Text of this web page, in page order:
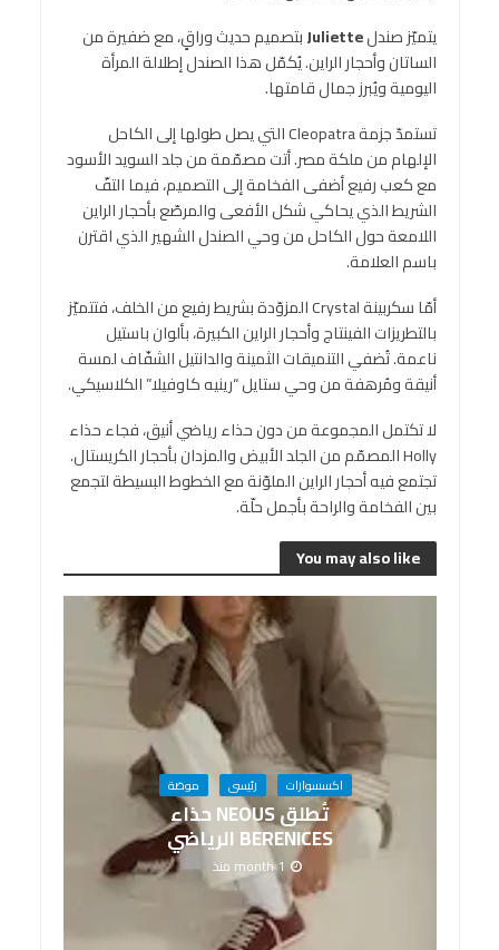
يتميّز صندلJulietteبتصميم حديث وراقٍ، مع ضفيرة من
الساتان وأحجار الراين. يُكمّل هذا الصندل إطلالة المرأة
اليومية ويُبرز جمال قامتها.
تستمدّ جزمة Cleopatra التي يصل طولها إلى الكاحل
الإلهام من ملكة مصر. أتت مصمّمة من جلد السويد الأسود
مع كعب رفيع أضفى الفخامة إلى التصميم، فيما التفّ
الشريط الذي يحاكي شكل الأفعى والمرصّع بأحجار الراين
اللامعة حول الكاحل من وحي الصندل الشهير الذي اقترن
باسم العلامة.
أمّا سكربينة Crystal المزوّدة بشريط رفيع من الخلف، فتتميّز
بالتطريزات الفينتاج وأحجار الراين الكبيرة، بألوان باستيل
ناعمة. تُضفي التنميقات الثمينة والدانتيل الشفّاف لمسة
أنيقة ومُرهفة من وحي ستايل “رينيه كاوفيلا” الكلاسيكي.
لا تكتمل المجموعة من دون حذاء رياضي أنيق، فجاء حذاء
Holly المصمّم من الجلد الأبيض والمزدان بأحجار الكريستال.
تجتمع فيه أحجار الراين الملوّنة مع الخطوط البسيطة لتجمع
بين الفخامة والراحة بأجمل حلّة.
You may also like
اكسسوارات رئيسى موضة
تُطلق NEOUS حذاء
BERENICES الرياضي
1 month منذ